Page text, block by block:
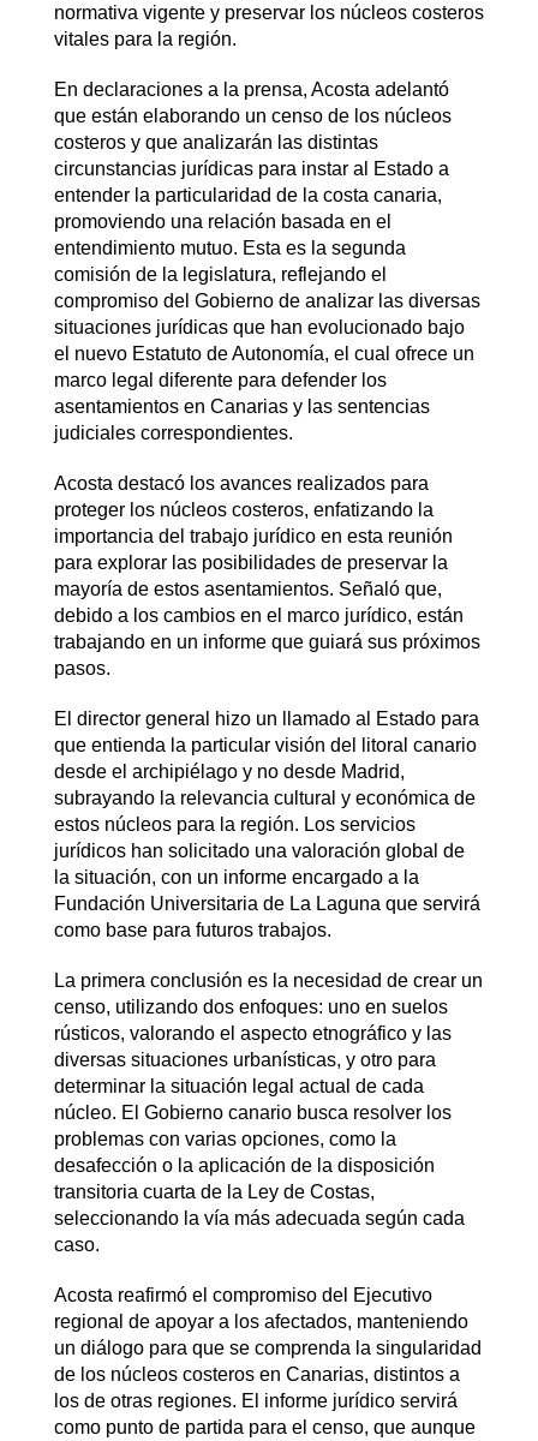
normativa vigente y preservar los núcleos costeros
vitales para la región.
En declaraciones a la prensa, Acosta adelantó
que están elaborando un censo de los núcleos
costeros y que analizarán las distintas
circunstancias jurídicas para instar al Estado a
entender la particularidad de la costa canaria,
promoviendo una relación basada en el
entendimiento mutuo. Esta es la segunda
comisión de la legislatura, reflejando el
compromiso del Gobierno de analizar las diversas
situaciones jurídicas que han evolucionado bajo
el nuevo Estatuto de Autonomía, el cual ofrece un
marco legal diferente para defender los
asentamientos en Canarias y las sentencias
judiciales correspondientes.
Acosta destacó los avances realizados para
proteger los núcleos costeros, enfatizando la
importancia del trabajo jurídico en esta reunión
para explorar las posibilidades de preservar la
mayoría de estos asentamientos. Señaló que,
debido a los cambios en el marco jurídico, están
trabajando en un informe que guiará sus próximos
pasos.
El director general hizo un llamado al Estado para
que entienda la particular visión del litoral canario
desde el archipiélago y no desde Madrid,
subrayando la relevancia cultural y económica de
estos núcleos para la región. Los servicios
jurídicos han solicitado una valoración global de
la situación, con un informe encargado a la
Fundación Universitaria de La Laguna que servirá
como base para futuros trabajos.
La primera conclusión es la necesidad de crear un
censo, utilizando dos enfoques: uno en suelos
rústicos, valorando el aspecto etnográfico y las
diversas situaciones urbanísticas, y otro para
determinar la situación legal actual de cada
núcleo. El Gobierno canario busca resolver los
problemas con varias opciones, como la
desafección o la aplicación de la disposición
transitoria cuarta de la Ley de Costas,
seleccionando la vía más adecuada según cada
caso.
Acosta reafirmó el compromiso del Ejecutivo
regional de apoyar a los afectados, manteniendo
un diálogo para que se comprenda la singularidad
de los núcleos costeros en Canarias, distintos a
los de otras regiones. El informe jurídico servirá
como punto de partida para el censo, que aunque